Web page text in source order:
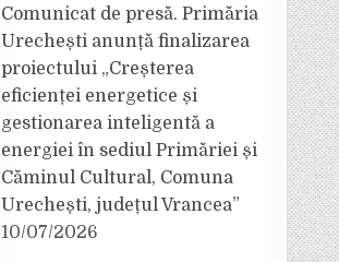
Comunicat de presă. Primăria
Urechești anunță finalizarea
proiectului „Creșterea
eficienței energetice și
gestionarea inteligentă a
energiei în sediul Primăriei și
Căminul Cultural, Comuna
Urechești, județul Vrancea”
10/07/2026